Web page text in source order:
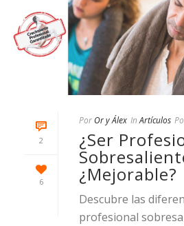
2
6
Por Or y Álex In Artículos
¿Ser
¿Mejorable?
Descubre las
profesional